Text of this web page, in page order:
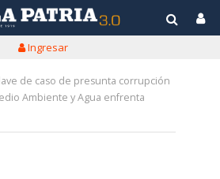
Ingresar
de caso de presunta corrupción
Ambiente y Agua enfrenta